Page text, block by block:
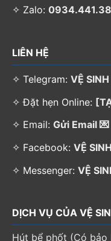
✧ Zalo:
LIÊN HỆ
✧ Telegram: VỆ
✧ Đặt hẹn Online:
✧ Email: Gửi Email 💌
✧ Facebook: VỆ
✧ Messenger: VỆ
DỊCH VỤ CỦA VỆ
Hút bể phốt (Có bảo